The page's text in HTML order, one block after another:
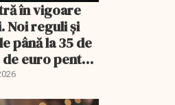
în vigoare
Noi reguli și
până la 35 de
euro pentru
inteligenței